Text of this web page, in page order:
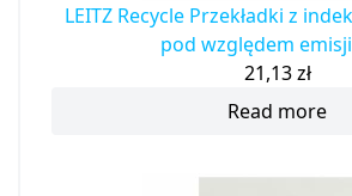
LEITZ Recycle Przekładki z
pod względem
21,13zł
Read more